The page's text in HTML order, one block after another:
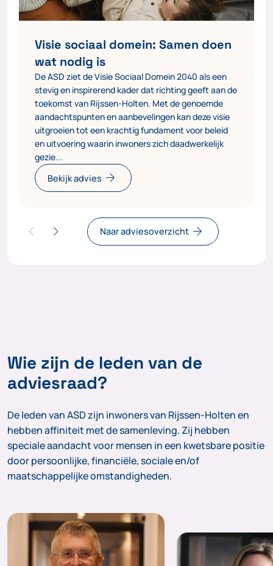
Visie sociaal domein: Samen doen
wat nodig is
De ASD ziet de Visie Sociaal Domein 2040 als een
stevig en inspirerend kader dat richting geeft aan de
toekomst van Rijssen-Holten. Met de genoemde
aandachtspunten en aanbevelingen kan deze visie
uitgroeien tot een krachtig fundament voor beleid
en uitvoering waarin inwoners zich daadwerkelijk
gezie...
Bekijk advies arrow_forward
Naar adviesoverzicht arrow_forward
Wie zijn de leden van de
adviesraad?
De leden van ASD zijn inwoners van Rijssen-Holten en
hebben affiniteit met de samenleving. Zij hebben
speciale aandacht voor mensen in een kwetsbare positie
door persoonlijke, financiële, sociale en/of
maatschappelijke omstandigheden.